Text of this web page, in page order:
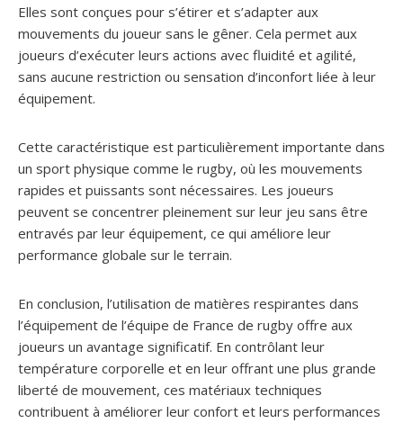
Elles sont conçues pour s’étirer et s’adapter aux
mouvements du joueur sans le gêner. Cela permet aux
joueurs d’exécuter leurs actions avec fluidité et agilité,
sans aucune restriction ou sensation d’inconfort liée à leur
équipement.
Cette caractéristique est particulièrement importante dans
un sport physique comme le rugby, où les mouvements
rapides et puissants sont nécessaires. Les joueurs
peuvent se concentrer pleinement sur leur jeu sans être
entravés par leur équipement, ce qui améliore leur
performance globale sur le terrain.
En conclusion, l’utilisation de matières respirantes dans
l’équipement de l’équipe de France de rugby offre aux
joueurs un avantage significatif. En contrôlant leur
température corporelle et en leur offrant une plus grande
liberté de mouvement, ces matériaux techniques
contribuent à améliorer leur confort et leurs performances